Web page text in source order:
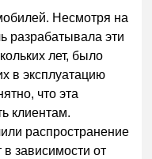
Несмотря на
разрабатывала эти
лет, было
в эксплуатацию
что эта
клиентам.
распространение
зависимости от